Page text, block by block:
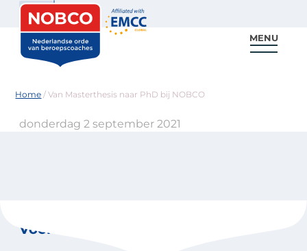
Zoeken
MENU
Home /Van Masterthesis naar PhD bij NOBCO
donderdag 2 september 2021
Voor coaches